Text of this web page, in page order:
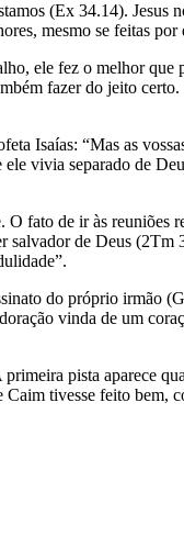
(Ex 34.14).
mesmo se feitas
ele fez o melhor que
fazer do jeito
Isaías: “Mas as
vivia separado de
fato de ir às reuniões
salvador de Deus
do próprio irmão
vinda de um
pista aparece
tivesse feito bem,